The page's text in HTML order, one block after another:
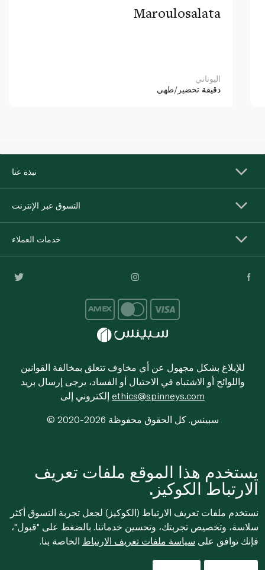
Maroulosalata
اليوناني
دقيقة تحضير/طهي
نبذة عنا
التسوق عبر الإنترنت
خدمات العملاء
للإبلاغ بشكل مجهول عن أي مخاوف تتعلق بمخالفة القوانين
واللوائح أو الاشتباه في الاحتيال أو الفساد، يرجى إرسال بريد
ethics@spinneys.com
© 2020-2026 سبينس. كل الحقوق محفوظة
يستخدم هذا الموقع ملفات تعريف
الارتباط الكوكيز.
نستخدم ملفات تعريف الارتباط (الكوكيز) لجعل تجربة التسوق أكثر
سلاسة، وتخصيص تجربتك، وتحسين خدماتنا. بالضغط على "قبول"،
فإنك توافق على سياسة ملفات تعريف الارتباط الخاصة بنا.